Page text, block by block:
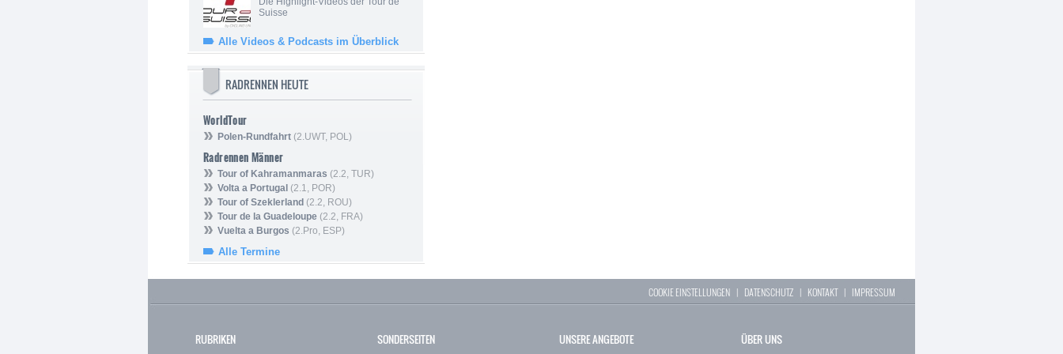
Suisse
Alle Videos & Podcasts im Überblick
RADRENNEN HEUTE
WorldTour
Polen-Rundfahrt (2.UWT, POL)
Radrennen Männer
Tour of Kahramanmaras (2.2, TUR)
Volta a Portugal (2.1, POR)
Tour of Szeklerland (2.2, ROU)
Tour de la Guadeloupe (2.2, FRA)
Vuelta a Burgos (2.Pro, ESP)
Alle Termine
COOKIE EINSTELLUNGEN | DATENSCHUTZ | KONTAKT| IMPRESSUM
RUBRIKEN SONDERSEITEN UNSERE ANGEBOTE ÜBER UNS